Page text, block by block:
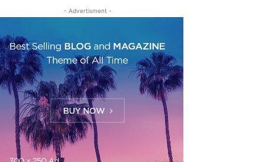
- Advertisment -